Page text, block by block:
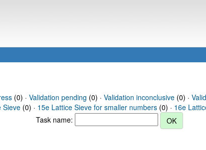
(0) · Validation pending (0) · Validation inconclusive(0) · Valid
Sieve (0) · 15e Lattice Sieve for smaller numbers (0) · 16e
Task name: